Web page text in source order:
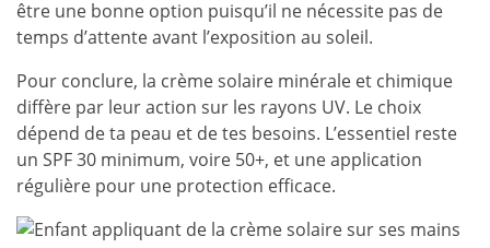
être une bonne option puisqu’il ne nécessite pas de
temps d’attente avant l’exposition au soleil.
Pour conclure, la crème solaire minérale et chimique
diffère par leur action sur les rayons UV. Le choix
dépend de ta peau et de tes besoins. L’essentiel reste
un SPF 30 minimum, voire 50+, et une application
régulière pour une protection efficace.